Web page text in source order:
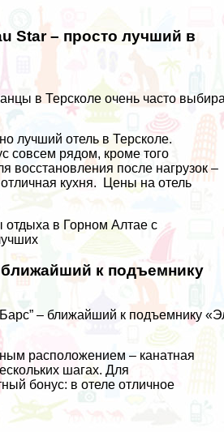
Star – просто лучший в
в Терсколе очень часто
лучший отель в Терсколе.
совсем рядом, кроме того
восстановления после нагрузок –
кухня.
Цены на отель
отдыха в Горном Алтае с
к подъемнику
– ближайший к подъемнику
расположением – канатная
шагах. Для
бонус: в отеле отличное